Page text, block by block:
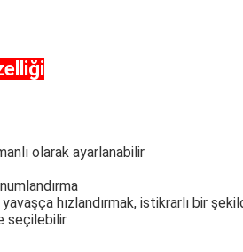
olarak ayarlanabilir
hızlandırmak, istikrarlı bir
seçilebilir